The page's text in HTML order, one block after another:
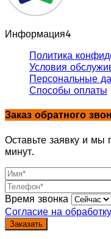
Информация4
Политика
Условия
Персональные
Способы оплаты
Заказ обратного
Оставьте заявку и мы
минут.
Время звонка
Согласие на
Заказать